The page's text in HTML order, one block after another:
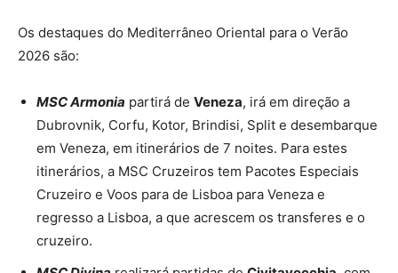
Os destaques do Mediterrâneo Oriental para o Verão
2026 são:
MSC Armonia partirá de Veneza, irá em direção a
Dubrovnik, Corfu, Kotor, Brindisi, Split e desembarque
em Veneza, em itinerários de 7 noites. Para estes
itinerários, a MSC Cruzeiros tem Pacotes Especiais
Cruzeiro e Voos para de Lisboa para Veneza e
regresso a Lisboa, a que acrescem os transferes e o
cruzeiro.